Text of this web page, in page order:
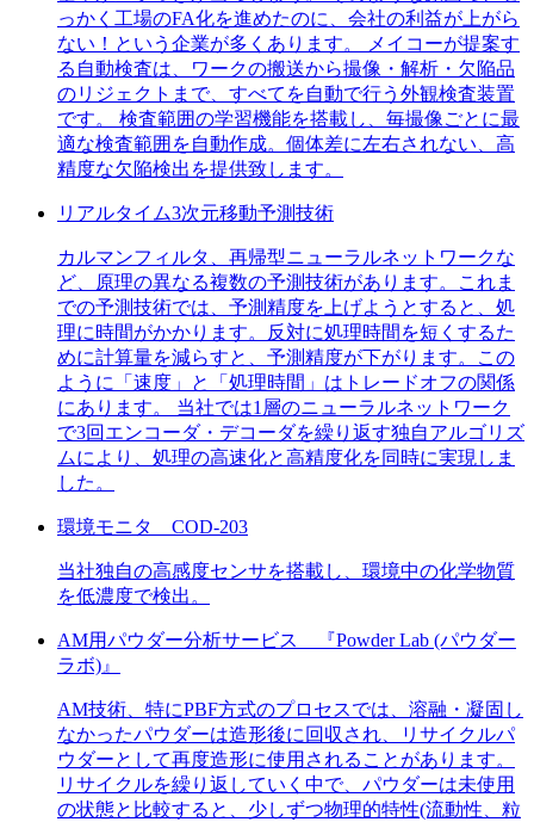
っかく工場のFA化を進めたのに、会社の利益が上がら
ない！という企業が多くあります。 メイコーが提案す
る自動検査は、ワークの搬送から撮像・解析・欠陥品
のリジェクトまで、すべてを自動で行う外観検査装置
です。 検査範囲の学習機能を搭載し、毎撮像ごとに最
適な検査範囲を自動作成。個体差に左右されない、高
精度な欠陥検出を提供致します。
リアルタイム3次元移動予測技術
カルマンフィルタ、再帰型ニューラルネットワークな
ど、原理の異なる複数の予測技術があります。これま
での予測技術では、予測精度を上げようとすると、処
理に時間がかかります。反対に処理時間を短くするた
めに計算量を減らすと、予測精度が下がります。この
ように「速度」と「処理時間」はトレードオフの関係
にあります。 当社では1層のニューラルネットワーク
で3回エンコーダ・デコーダを繰り返す独自アルゴリズ
ムにより、処理の高速化と高精度化を同時に実現しま
した。
環境モニタ COD-203
当社独自の高感度センサを搭載し、環境中の化学物質
を低濃度で検出。
AM用パウダー分析サービス 『Powder Lab (パウダー
ラボ)』
AM技術、特にPBF方式のプロセスでは、溶融・凝固し
なかったパウダーは造形後に回収され、リサイクルパ
ウダーとして再度造形に使用されることがあります。
リサイクルを繰り返していく中で、パウダーは未使用
の状態と比較すると、少しずつ物理的特性(流動性、粒